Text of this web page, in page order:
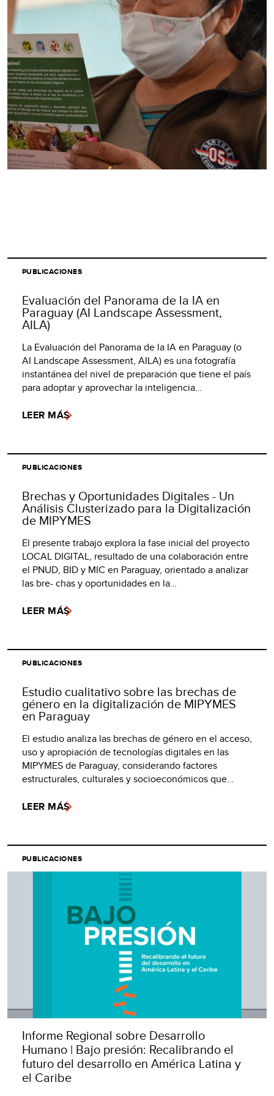
PUBLICACIONES
Evaluación del Panorama de la IA en
Paraguay (AI Landscape Assessment,
AILA)
La Evaluación del Panorama de la IA en Paraguay (o
AI Landscape Assessment, AILA) es una fotografía
instantánea del nivel de preparación que tiene el país
para adoptar y aprovechar la inteligencia…
LEER MÁS
PUBLICACIONES
Brechas y Oportunidades Digitales - Un
Análisis Clusterizado para la Digitalización
de MIPYMES
El presente trabajo explora la fase inicial del proyecto
LOCAL DIGITAL, resultado de una colaboración entre
el PNUD, BID y MIC en Paraguay, orientado a analizar
las bre- chas y oportunidades en la…
LEER MÁS
PUBLICACIONES
Estudio cualitativo sobre las brechas de
género en la digitalización de MIPYMES
en Paraguay
El estudio analiza las brechas de género en el acceso,
uso y apropiación de tecnologías digitales en las
MIPYMES de Paraguay, considerando factores
estructurales, culturales y socioeconómicos que…
LEER MÁS
PUBLICACIONES
Informe Regional sobre Desarrollo
Humano | Bajo presión: Recalibrando el
futuro del desarrollo en América Latina y
el Caribe